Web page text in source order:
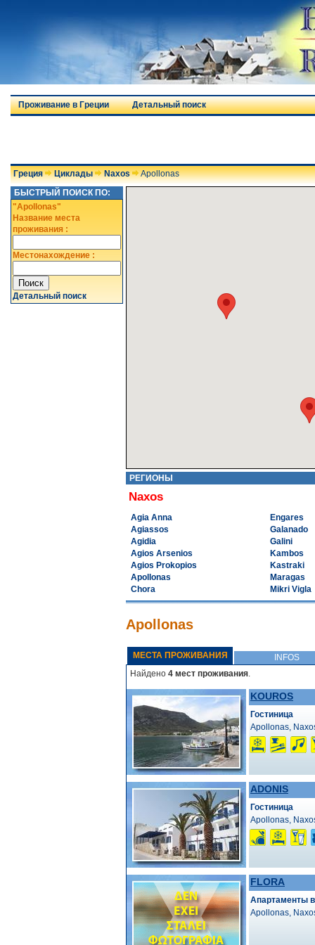
Проживание в Греции Детальный поиск
Греция Циклады Naxos
Apollonas
БЫСТРЫЙ ПОИСК ПО:
"Apollonas"
Название места
проживания :
Местонахождение :
Детальный поиск
РЕГИОНЫ
Naxos
Agia Anna
Agiassos
Agidia
Agios Arsenios
Agios Prokopios
Apollonas
Chora
Engares
Galanado
Galini
Kambos
Kastraki
Maragas
Mikri Vigla
Apollonas
МЕСТА ПРОЖИВАНИЯ
INFOS
Найдено 4 мест проживания.
KOUROS
Гостиница
Apollonas,
ADONIS
Гостиница
Apollonas,
FLORA
Апартаменты
Apollonas,